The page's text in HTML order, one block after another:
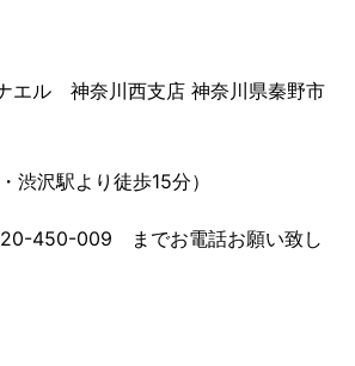
エル 神奈川西支店 神奈川県秦野市
渋沢駅より徒歩15分）
450-009 までお電話お願い致し